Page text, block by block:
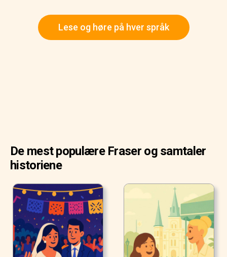
Lese og høre på hver språk
De mest populære Fraser og samtaler
historiene